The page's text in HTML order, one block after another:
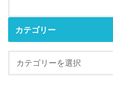
カテゴリー